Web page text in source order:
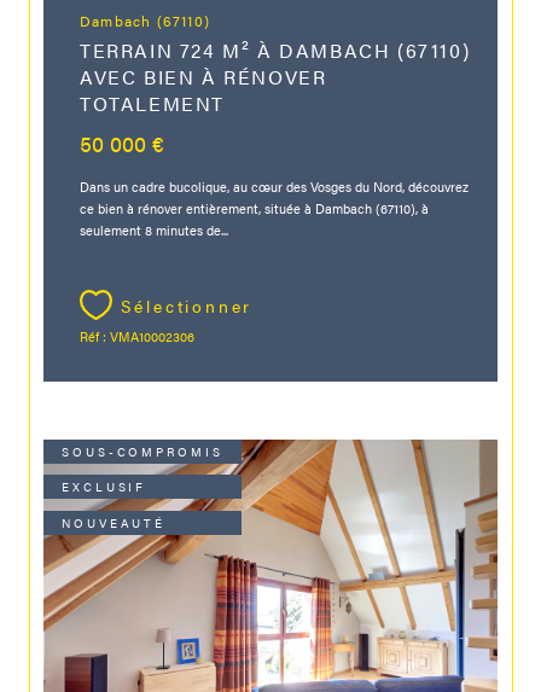
Dambach (67110)
TERRAIN 724 M² À DAMBACH (67110)
AVEC BIEN À RÉNOVER
TOTALEMENT
50 000 €
Dans un cadre bucolique, au cœur des Vosges du Nord, découvrez
ce bien à rénover entièrement, située à Dambach (67110), à
seulement 8 minutes de...
Sélectionner
Réf : VMA10002306
SOUS-COMPROMIS
EXCLUSIF
NOUVEAUTÉ